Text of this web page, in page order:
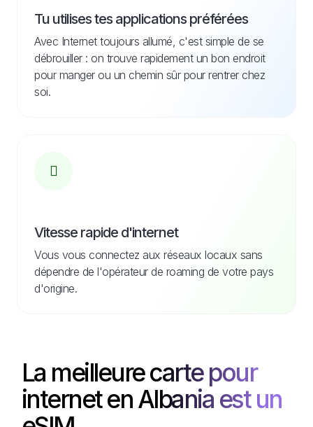
Tu utilises tes applications préférées
Avec Internet toujours allumé, c'est simple de se
débrouiller : on trouve rapidement un bon endroit
pour manger ou un chemin sûr pour rentrer chez
soi.
Vitesse rapide d'internet
Vous vous connectez aux réseaux locaux sans
dépendre de l'opérateur de roaming de votre pays
d'origine.
La meilleure carte pour
internet en Albania est un